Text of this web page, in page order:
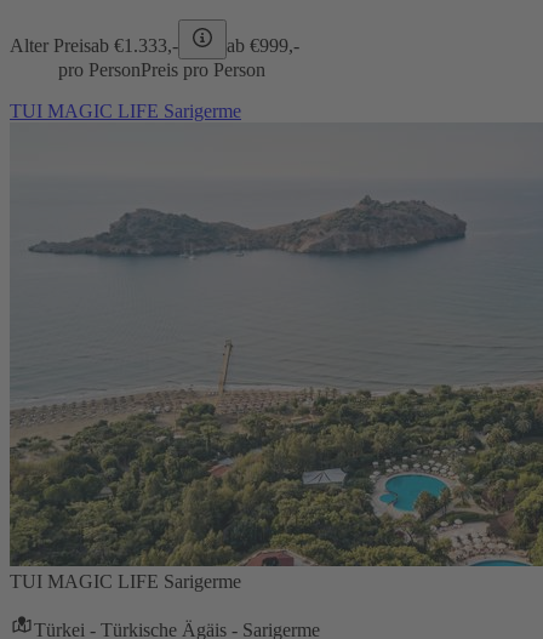
Alter Preisab €1.333,- ab €999,-
pro PersonPreis pro Person
TUI MAGIC LIFE Sarigerme
TUI MAGIC LIFE Sarigerme
Türkei - Türkische Ägäis - Sarigerme